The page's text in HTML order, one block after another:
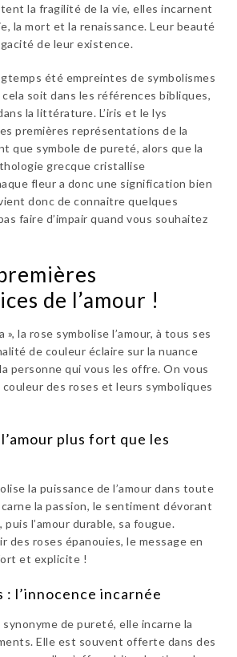
la fragilité de la vie, elles incarnent
la mort et la renaissance. Leur beauté
de leur existence.
été empreintes de symbolismes
soit dans les références bibliques,
la littérature. L’iris et le lys
premières représentations de la
que symbole de pureté, alors que la
grecque cristallise
fleur a donc une signification bien
donc de connaitre quelques
faire d’impair quand vous souhaitez
de l’amour !
», la rose symbolise l’amour, à tous ses
de couleur éclaire sur la nuance
personne qui vous les offre. On vous
des roses et leurs symboliques
plus fort que les
la puissance de l’amour dans toute
la passion, le sentiment dévorant
l’amour durable, sa fougue.
des roses épanouies, le message en
et explicite !
: l’innocence incarnée
de pureté, elle incarne la
Elle est souvent offerte dans des